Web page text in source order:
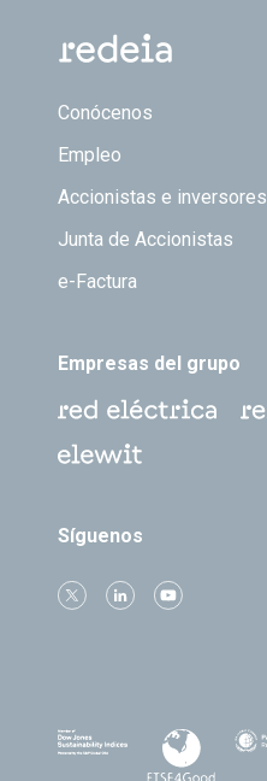
Footer TOP
Conócenos
Empleo
Accionistas e inversores
Junta de Accionistas
e-Factura
Empresas del grupo
Síguenos